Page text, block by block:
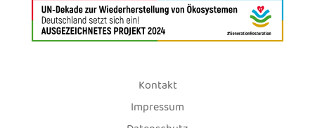
Kontakt
Impressum